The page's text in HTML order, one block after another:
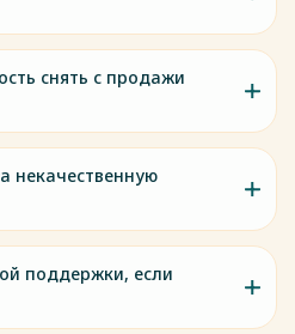
снять с продажи
некачественную
поддержки, если